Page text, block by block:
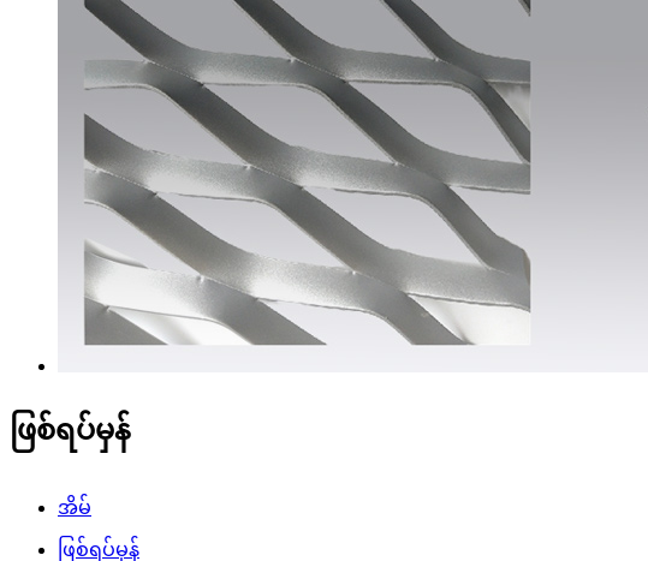
ဖြစ်ရပ်မှန်
အိမ်
ဖြစ်ရပ်မှန်